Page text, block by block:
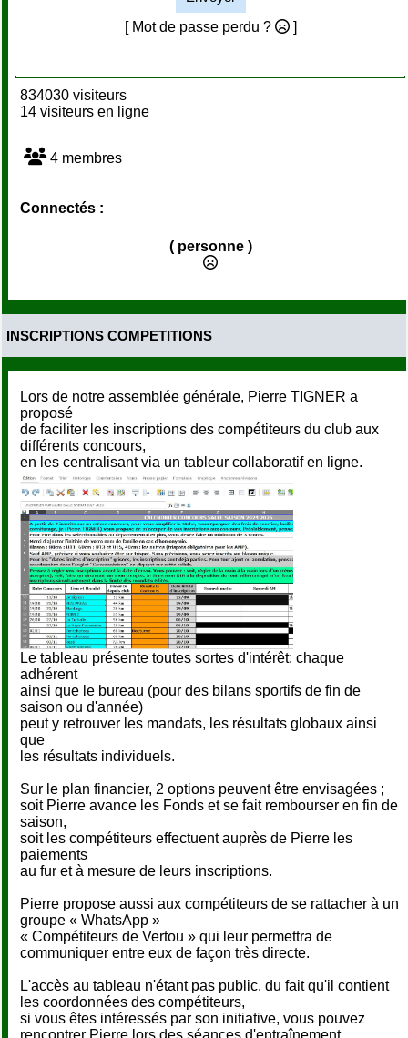
[ Mot de passe perdu ?
]
834030 visiteurs
14 visiteurs en ligne
4 membres
Connectés :
( personne )
INSCRIPTIONS COMPETITIONS
Lors de notre assemblée générale, Pierre TIGNER a
proposé
de faciliter les inscriptions des compétiteurs du club aux
différents concours,
en les centralisant via un tableur collaboratif en ligne.
Le tableau présente toutes sortes d'intérêt: chaque
adhérent
ainsi que le bureau (pour des bilans sportifs de fin de
saison ou d'année)
peut y retrouver les mandats, les résultats globaux ainsi
que
les résultats individuels.
Sur le plan financier, 2 options peuvent être envisagées ;
soit Pierre avance les Fonds et se fait rembourser en fin de
saison,
soit les compétiteurs effectuent auprès de Pierre les
paiements
au fur et à mesure de leurs inscriptions.
Pierre propose aussi aux compétiteurs de se rattacher à un
groupe « WhatsApp »
« Compétiteurs de Vertou » qui leur permettra de
communiquer entre eux de façon très directe.
L'accès au tableau n'étant pas public, du fait qu'il contient
les coordonnées des compétiteurs,
si vous êtes intéressés par son initiative, vous pouvez